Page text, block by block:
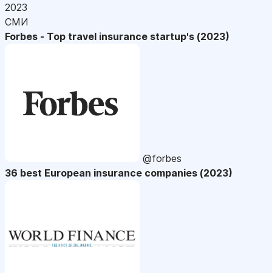
2023
СМИ
Forbes - Top travel insurance startup's (2023)
@forbes
36 best European insurance companies (2023)